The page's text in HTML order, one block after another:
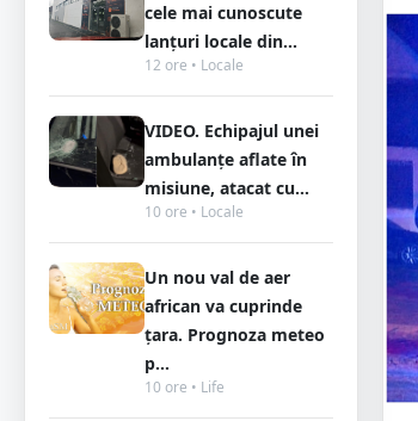
cele mai cunoscute
lanțuri locale din...
12 ore • Locale
VIDEO. Echipajul unei
ambulanțe aflate în
misiune, atacat cu...
10 ore • Locale
Un nou val de aer
african va cuprinde
țara. Prognoza meteo
p...
10 ore • Life